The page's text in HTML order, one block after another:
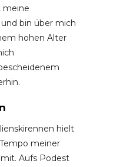
meine
bin über mich
hohen Alter
hielt
meiner
Aufs Podest